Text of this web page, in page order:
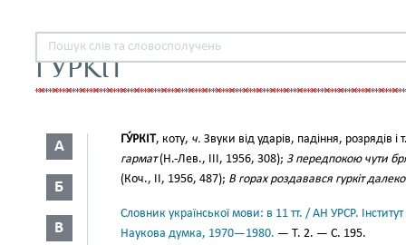
ГУРКІТ
А
Б
В
ГУ́РКІТ, коту, ч. Звуки від ударів, падіння, розрядів
гармат(Н.-Лев., III, 1956, 308); 3 передпокою чути
(Коч., II, 1956, 487); В горах роздавався гуркіт
Словник української мови: в 11 тт. / АН УРСР.
Наукова думка, 1970—1980. — Т. 2. — С. 195.